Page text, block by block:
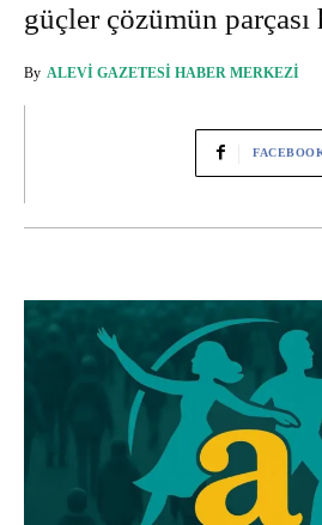
güçler çözümün
By ALEVI GAZETESI HABER MERKEZI